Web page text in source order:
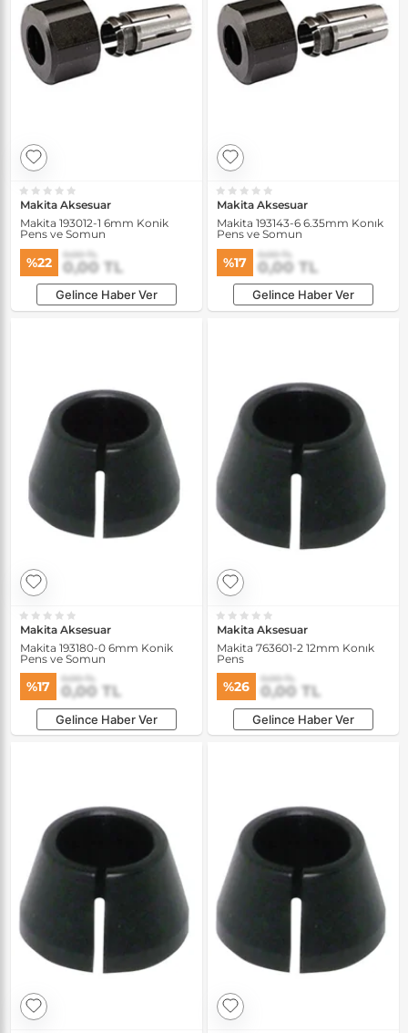
Makita Aksesuar
Makita 193012-1 6mm Konik
Pens ve Somun
%22 0,00 TL
0,00 TL
Gelince Haber Ver
Makita Aksesuar
Makita 193143-6 6.35mm Konık
Pens ve Somun
%17 0,00 TL
0,00 TL
Gelince Haber Ver
Makita Aksesuar
Makita 193180-0 6mm Konik
Pens ve Somun
%17 0,00 TL
0,00 TL
Gelince Haber Ver
Makita Aksesuar
Makita 763601-2 12mm Konık
Pens
%26 0,00 TL
0,00 TL
Gelince Haber Ver